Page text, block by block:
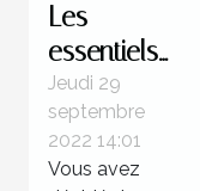
Les
essentiels
à savoir
du saut en
parachute
Jeudi 29
septembre
2022 14:01
Vous avez